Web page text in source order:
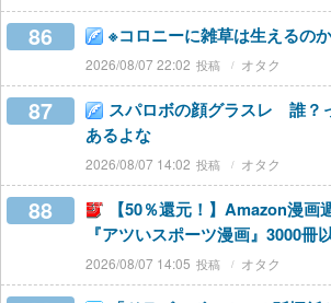
86 ※コロニーに雑草は生えるの
2026/08/07 22:02 オタク
87
スパロボの顔グラスレ 誰？
あるよな
2026/08/07 14:02 オタク
88
【50％還元！】Amazon漫画
『アツいスポーツ漫画』3000冊
2026/08/07 14:05 オタク